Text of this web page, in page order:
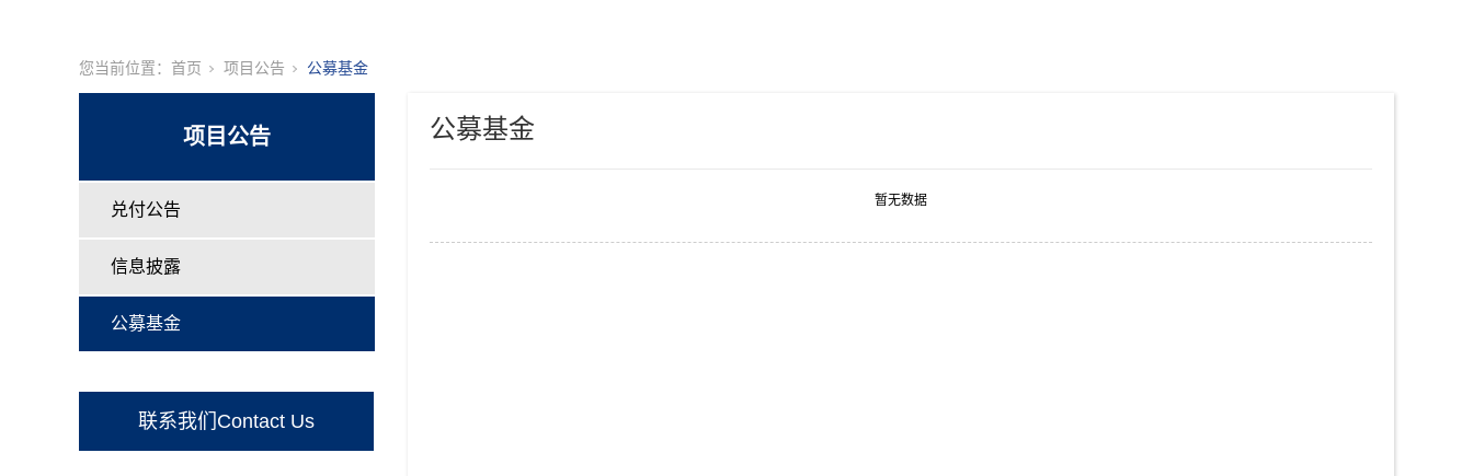
您当前位置： 首页 项目公告 公募基金
项目公告
兑付公告
信息披露
公募基金
联系我们Contact Us
公募基金
暂无数据